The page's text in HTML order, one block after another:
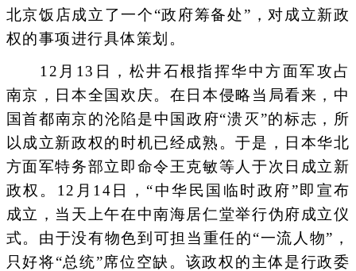
北京饭店成立了一个“政府筹备处”，对成立新政
权的事项进行具体策划。
12月13日，松井石根指挥华中方面军攻占
南京，日本全国欢庆。在日本侵略当局看来，中
国首都南京的沦陷是中国政府“溃灭”的标志，所
以成立新政权的时机已经成熟。于是，日本华北
方面军特务部立即命令王克敏等人于次日成立新
政权。12月14日，“中华民国临时政府”即宣布
成立，当天上午在中南海居仁堂举行伪府成立仪
式。由于没有物色到可担当重任的“一流人物”，
只好将“总统”席位空缺。该政权的主体是行政委